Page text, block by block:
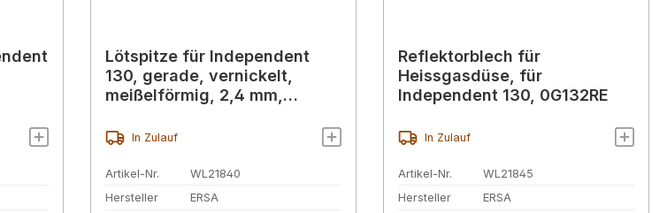
Lötspitze für Independent
130, gerade, vernickelt,
meißelförmig, 2,4 mm,
In Zulauf
Artikel-Nr.
WL21840
Hersteller
ERSA
Reflektorblech für
Heissgasdüse, für
Independent 130, 0G132RE
In Zulauf
Artikel-Nr.
WL21845
Hersteller
ERSA